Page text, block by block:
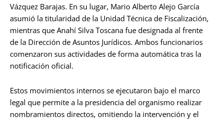
Vázquez Barajas. En su lugar, Mario Alberto Alejo García
asumió la titularidad de la Unidad Técnica de Fiscalización,
mientras que Anahí Silva Toscana fue designada al frente
de la Dirección de Asuntos Jurídicos. Ambos funcionarios
comenzaron sus actividades de forma automática tras la
notificación oficial.
Estos movimientos internos se ejecutaron bajo el marco
legal que permite a la presidencia del organismo realizar
nombramientos directos, omitiendo la intervención y el